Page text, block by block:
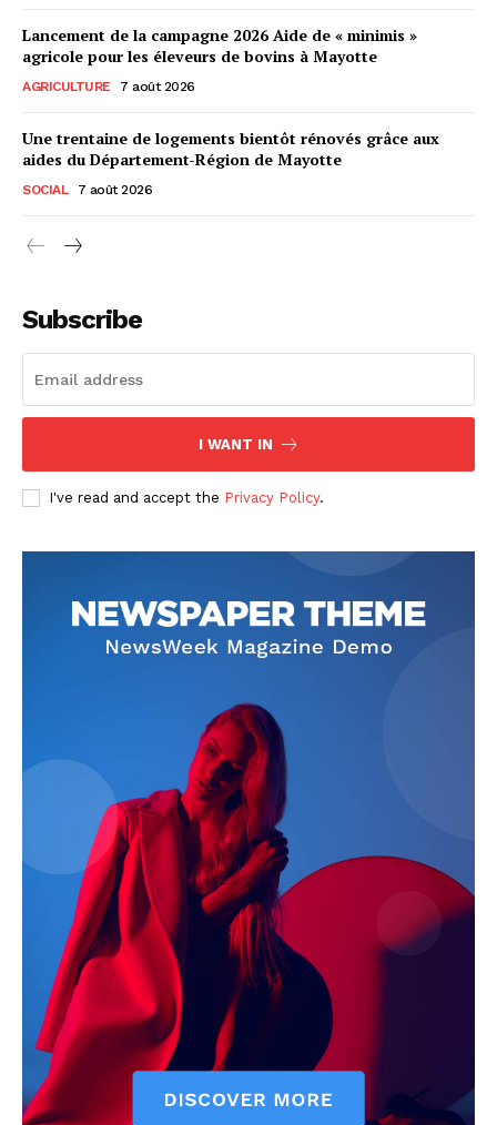
Lancement de la campagne 2026 Aide de « minimis »
agricole pour les éleveurs de bovins à Mayotte
AGRICULTURE 7 août 2026
Une trentaine de logements bientôt rénovés grâce aux
aides du Département-Région de Mayotte
SOCIAL 7 août 2026
Subscribe
I WANT IN
I've read and accept the Privacy Policy.